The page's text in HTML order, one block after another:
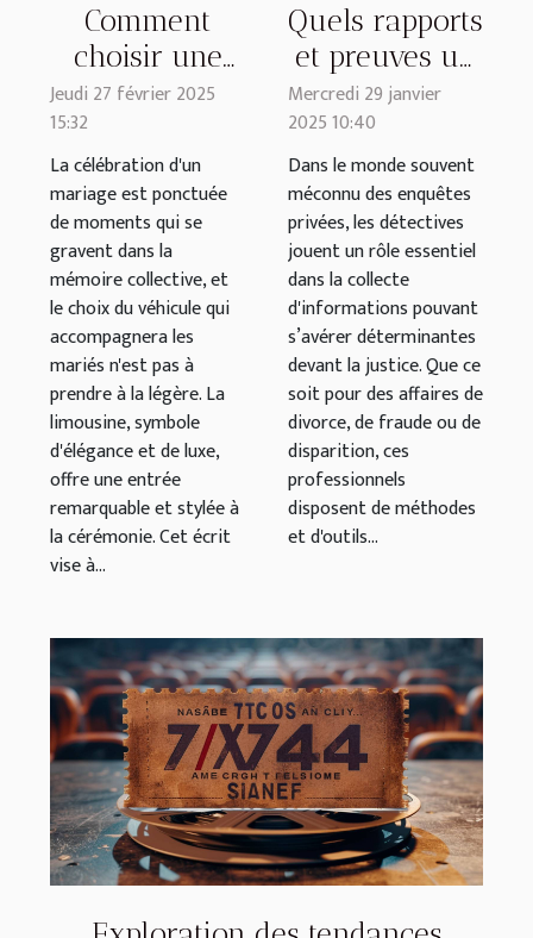
Comment
choisir une
limousine de
mariage pour
une
expérience
inoubliable ?
Jeudi 27 février 2025
15:32
La célébration d'un
mariage est ponctuée
de moments qui se
gravent dans la
mémoire collective, et
le choix du véhicule qui
accompagnera les
mariés n'est pas à
prendre à la légère. La
limousine, symbole
d'élégance et de luxe,
offre une entrée
remarquable et stylée à
la cérémonie. Cet écrit
vise à...
Quels rapports
et preuves un
détective privé
peut-il
fournir pour
la justice ?
Mercredi 29 janvier
2025 10:40
Dans le monde souvent
méconnu des enquêtes
privées, les détectives
jouent un rôle essentiel
dans la collecte
d'informations pouvant
s’avérer déterminantes
devant la justice. Que ce
soit pour des affaires de
divorce, de fraude ou de
disparition, ces
professionnels
disposent de méthodes
et d'outils...